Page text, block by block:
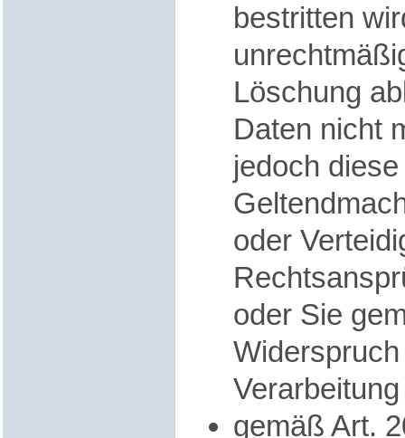
bestritten
Löschung
Daten nicht
jedoch
oder
oder Sie
gemäß Art.